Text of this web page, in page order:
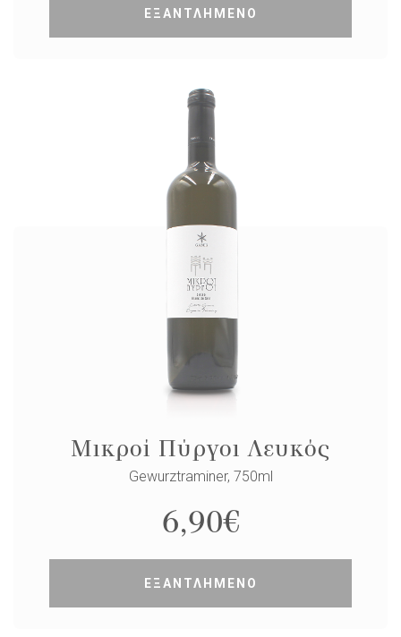
ΕΞΑΝΤΛΗΜΕΝΟ
Μικροί Πύργοι Λευκός
Gewurztraminer, 750ml
6,90€
ΕΞΑΝΤΛΗΜΕΝΟ